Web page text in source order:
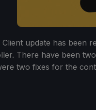
update has been
There have been
two fixes for the